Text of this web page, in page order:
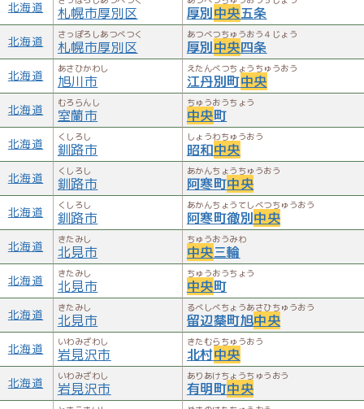
北海道 札幌市厚別区 厚別中央五条
北海道 さっぽろしあつべつく
札幌市厚別区
あつべつちゅうおう４じょう
厚別中央四条
北海道 あさひかわし
旭川市
えたんべつちょうちゅうおう
江丹別町中央
北海道 むろらんし
室蘭市
ちゅうおうちょう
中央町
北海道 くしろし
釧路市
しょうわちゅうおう
昭和中央
北海道 くしろし
釧路市
あかんちょうちゅうおう
阿寒町中央
北海道 くしろし
釧路市
あかんちょうてしべつちゅうおう
阿寒町徹別中央
北海道 きたみし
北見市
ちゅうおうみわ
中央三輪
北海道 きたみし
北見市
ちゅうおうちょう
中央町
北海道 きたみし
北見市
るべしべちょうあさひちゅうおう
留辺蘂町旭中央
北海道 いわみざわし
岩見沢市
きたむらちゅうおう
北村中央
北海道 いわみざわし
岩見沢市
ありあけちょうちゅうおう
有明町中央